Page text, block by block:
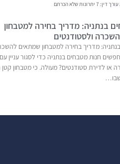
שלא הכרתם
בנתניה: מדריך בחירה למטבחון
ולסטודנטים
מדריך בחירה למטבחון שמתאים
חנות מטבחים בנתניה כדי לסגור עניין עם
או לדירת סטודנטים? מעולה. כי מטבחון קטן